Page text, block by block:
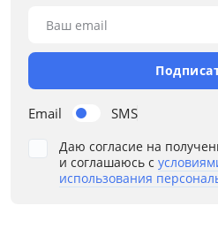
Email SMS
Ваш email
Даю согласие на
и соглашаюсь с
использования